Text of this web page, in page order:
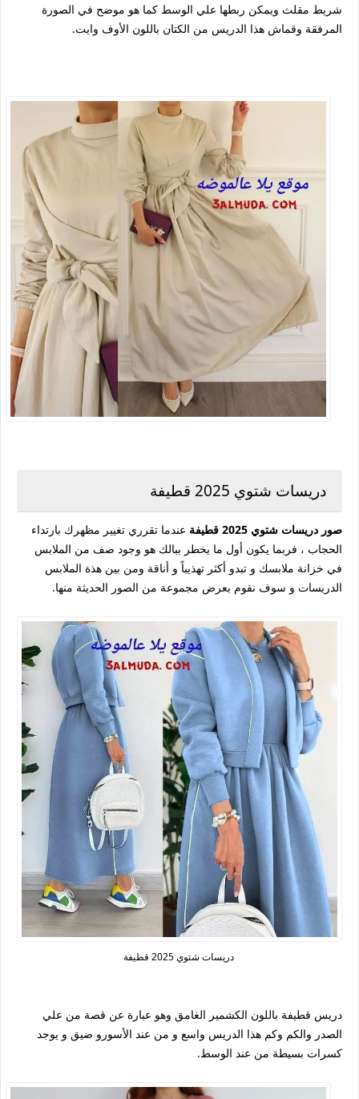
شريط مقلث ويمكن ربطها علي الوسط كما هو موضح في الصورة
المرفقة وقماش هذا الدريس من الكتان باللون الأوف وايت.
دريسات شتوي 2025 قطيفة
صور دريسات شتوي 2025 قطيفة
عندما تقرري تغيير مظهرك بارتداء
الحجاب ، فربما يكون أول ما يخطر ببالك هو وجود صف من الملابس
في خزانة ملابسك و تبدو أكثر تهذيباً و أناقة ومن بين هذة الملابس
الدريسات و سوف نقوم بعرض مجموعة من الصور الحديثة منها.
دريسات شتوي 2025 قطيفة
دريس قطيفة باللون الكشمير الغامق وهو عبارة عن قصة من علي
الصدر والكم وكم هذا الدريس واسع و من عند الأسورو ضيق و يوجد
كسرات بسيطة من عند الوسط.